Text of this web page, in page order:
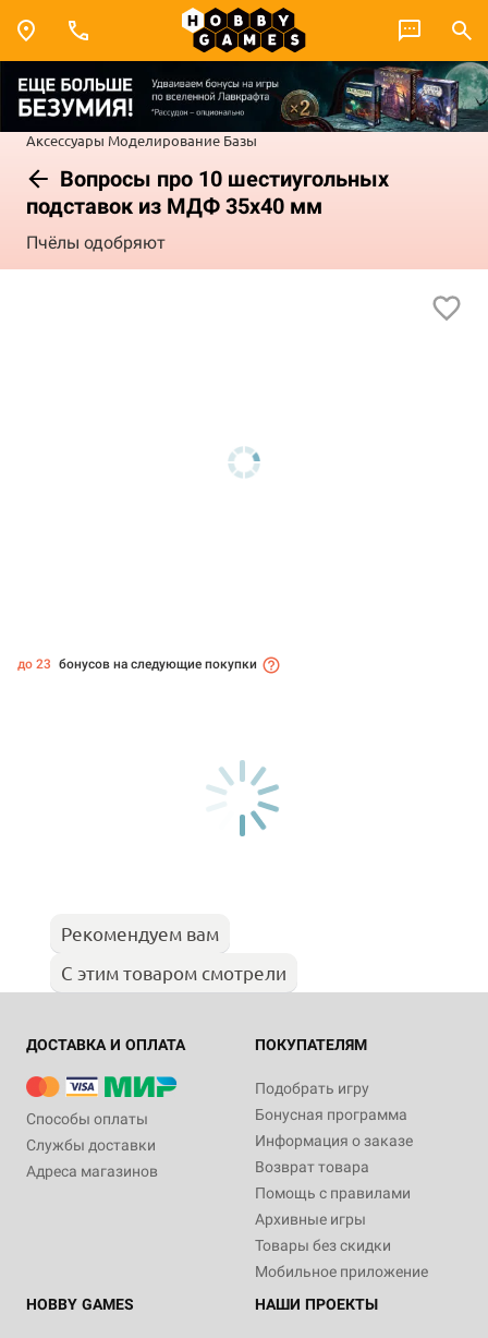
Аксессуары Моделирование Базы
Вопросы про 10 шестиугольных
подставок из МДФ 35x40 мм
Пчёлы одобряют
до 23 бонусов на следующие покупки
Рекомендуем вам
С этим товаром смотрели
ДОСТАВКА И ОПЛАТА
Способы оплаты
Службы доставки
Адреса магазинов
ПОКУПАТЕЛЯМ
Подобрать игру
Бонусная программа
Информация о заказе
Возврат товара
Помощь с правилами
Архивные игры
Товары без скидки
Мобильное приложение
HOBBY GAMES
НАШИ ПРОЕКТЫ